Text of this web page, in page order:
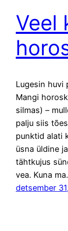
Veel
Lugesin huvi
Mangi
silmas) –
palju siis
punktid alati
üsna üldine
tähtkujus
vea. Kuna
detsember